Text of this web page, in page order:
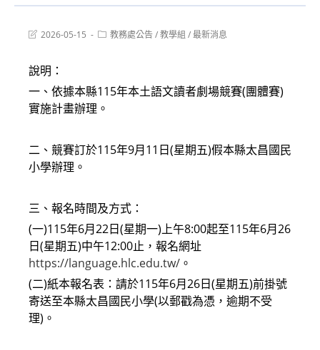
Post2026-05-15
Post教務處公告/教學組 /最新消息
說明：
一、依據本縣115年本土語文讀者劇場競賽(團體賽)
實施計畫辦理。
二、競賽訂於115年9月11日(星期五)假本縣太昌國民
小學辦理。
三、報名時間及方式：
(一)115年6月22日(星期一)上午8:00起至115年6月26
日(星期五)中午12:00止，報名網址
https://language.hlc.edu.tw/ 。
(二)紙本報名表：請於115年6月26日(星期五)前掛號
寄送至本縣太昌國民小學(以郵戳為憑，逾期不受
理)。